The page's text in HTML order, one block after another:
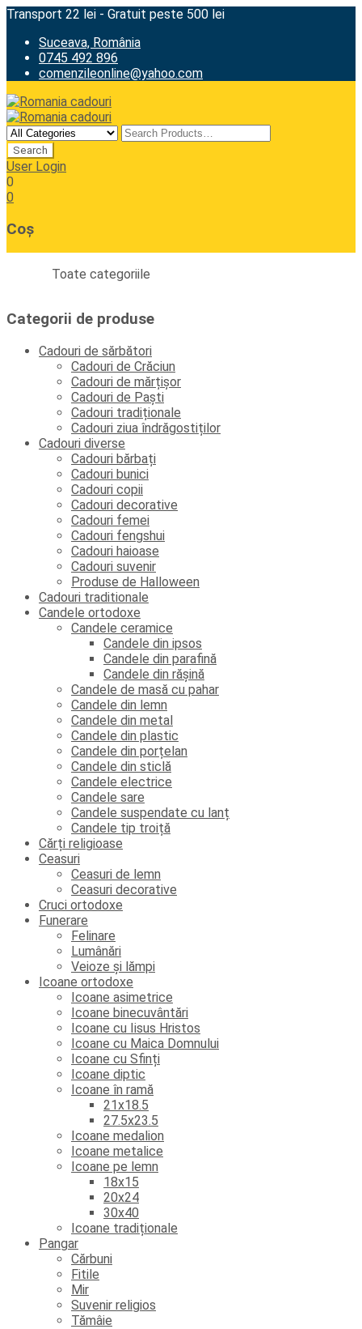
Transport 22 lei - Gratuit peste 500 lei
Suceava, România
0745 492 896
comenzileonline@yahoo.com
User Login
0
0
Coș
Toate categoriile
Categorii de produse
Cadouri de sărbători
Cadouri de Crăciun
Cadouri de mărțișor
Cadouri de Paști
Cadouri tradiționale
Cadouri ziua îndrăgostiților
Cadouri diverse
Cadouri bărbați
Cadouri bunici
Cadouri copii
Cadouri decorative
Cadouri femei
Cadouri fengshui
Cadouri haioase
Cadouri suvenir
Produse de Halloween
Cadouri traditionale
Candele ortodoxe
Candele ceramice
Candele din ipsos
Candele din parafină
Candele din rășină
Candele de masă cu pahar
Candele din lemn
Candele din metal
Candele din plastic
Candele din porțelan
Candele din sticlă
Candele electrice
Candele sare
Candele suspendate cu lanț
Candele tip troiță
Cărți religioase
Ceasuri
Ceasuri de lemn
Ceasuri decorative
Cruci ortodoxe
Funerare
Felinare
Lumânări
Veioze și lămpi
Icoane ortodoxe
Icoane asimetrice
Icoane binecuvântări
Icoane cu Iisus Hristos
Icoane cu Maica Domnului
Icoane cu Sfinți
Icoane diptic
Icoane în ramă
21x18.5
27.5x23.5
Icoane medalion
Icoane metalice
Icoane pe lemn
18x15
20x24
30x40
Icoane tradiționale
Pangar
Cărbuni
Fitile
Mir
Suvenir religios
Tămâie